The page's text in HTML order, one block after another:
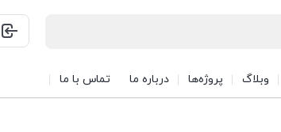
وبلاگ پروژه‌ها درباره ما تماس با ما